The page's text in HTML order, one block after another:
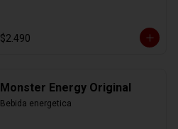
$2.490
Monster Energy Original
Bebida energetica